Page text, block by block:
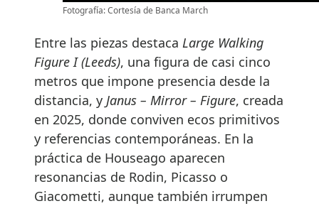
Fotografía: Cortesía de Banca March
Entre las piezas destaca Large Walking
Figure I (Leeds), una figura de casi cinco
metros que impone presencia desde la
distancia, y Janus – Mirror – Figure, creada
en 2025, donde conviven ecos primitivos
y referencias contemporáneas. En la
práctica de Houseago aparecen
resonancias de Rodin, Picasso o
Giacometti, aunque también irrumpen